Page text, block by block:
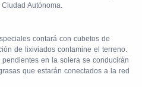
Autónoma.
contará con cubetos de
de lixiviados contamine el terreno.
en la solera se conducirán
que estarán conectados a la red